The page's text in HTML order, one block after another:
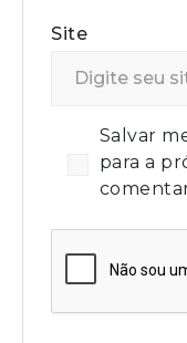
Site
Salvar
para a